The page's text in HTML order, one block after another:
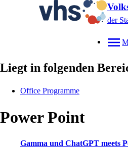
der
Liegt in folgenden
Office Programme
Power Point
Gamma und ChatGPT meets